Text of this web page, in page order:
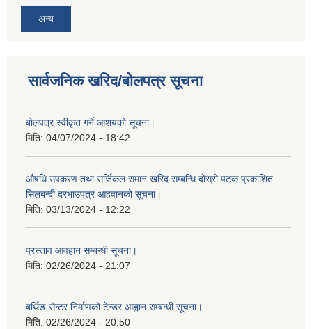
अन्य
सार्वजनिक खरिद/बोलपत्र सूचना
बोलपत्र स्वीकृत गर्ने आशयको सूचना।
मिति: 04/07/2024 - 18:42
औषधि उपकरण तथा सर्जिकल समान खरिद सम्बन्धि दोस्रो पटक प्रकाशित
सिलबन्दी दरभाउपत्र आहवानको सूचना।
मिति: 03/13/2024 - 12:22
प्रस्ताव आवहान सम्बन्धी सूचना।
मिति: 02/26/2024 - 21:07
बर्थिङ सेन्टर निर्माणको टेन्डर आह्वान सम्बन्धी सूचना।
मिति: 02/26/2024 - 20:50